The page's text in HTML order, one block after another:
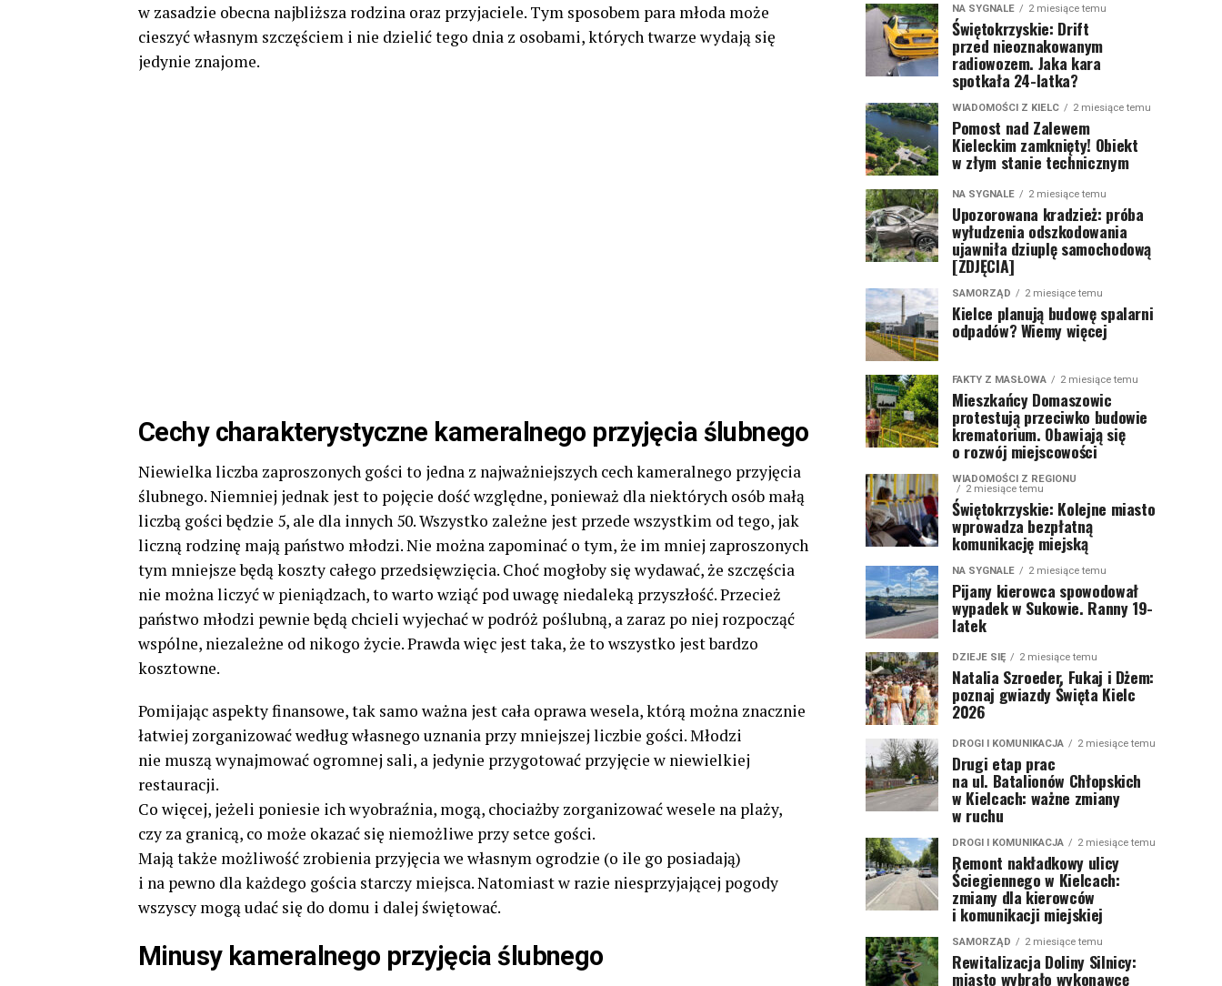
w zasadzie obecna najbliższa rodzina oraz przyjaciele. Tym sposobem para młoda może
cieszyć własnym szczęściem i nie dzielić tego dnia z osobami, których twarze wydają się
jedynie znajome.
Cechy charakterystyczne kameralnego przyjęcia ślubnego
Niewielka liczba zaproszonych gości to jedna z najważniejszych cech kameralnego przyjęcia
ślubnego. Niemniej jednak jest to pojęcie dość względne, ponieważ dla niektórych osób małą
liczbą gości będzie 5, ale dla innych 50. Wszystko zależne jest przede wszystkim od tego, jak
liczną rodzinę mają państwo młodzi. Nie można zapominać o tym, że im mniej zaproszonych
tym mniejsze będą koszty całego przedsięwzięcia. Choć mogłoby się wydawać, że szczęścia
nie można liczyć w pieniądzach, to warto wziąć pod uwagę niedaleką przyszłość. Przecież
państwo młodzi pewnie będą chcieli wyjechać w podróż poślubną, a zaraz po niej rozpocząć
wspólne, niezależne od nikogo życie. Prawda więc jest taka, że to wszystko jest bardzo
kosztowne.
Pomijając aspekty finansowe, tak samo ważna jest cała oprawa wesela, którą można znacznie
łatwiej zorganizować według własnego uznania przy mniejszej liczbie gości. Młodzi
nie muszą wynajmować ogromnej sali, a jedynie przygotować przyjęcie w niewielkiej
restauracji.
Co więcej, jeżeli poniesie ich wyobraźnia, mogą, chociażby zorganizować wesele na plaży,
czy za granicą, co może okazać się niemożliwe przy setce gości.
Mają także możliwość zrobienia przyjęcia we własnym ogrodzie (o ile go posiadają)
i na pewno dla każdego gościa starczy miejsca. Natomiast w razie niesprzyjającej pogody
wszyscy mogą udać się do domu i dalej świętować.
Minusy kameralnego przyjęcia ślubnego
NA SYGNALE 2 miesiące temu
Świętokrzyskie: Drift
przed nieoznakowanym
radiowozem. Jaka kara
spotkała 24-latka?
WIADOMOŚCI Z KIELC 2 miesiące temu
Pomost nad Zalewem
Kieleckim zamknięty! Obiekt
w złym stanie technicznym
NA SYGNALE 2 miesiące temu
Upozorowana kradzież: próba
wyłudzenia odszkodowania
ujawniła dziuplę samochodową
[ZDJĘCIA]
SAMORZĄD 2 miesiące temu
Kielce planują budowę spalarni
odpadów? Wiemy więcej
FAKTY Z MASŁOWA 2 miesiące temu
Mieszkańcy Domaszowic
protestują przeciwko budowie
krematorium. Obawiają się
o rozwój miejscowości
WIADOMOŚCI Z REGIONU
2 miesiące temu
Świętokrzyskie: Kolejne miasto
wprowadza bezpłatną
komunikację miejską
NA SYGNALE 2 miesiące temu
Pijany kierowca spowodował
wypadek w Sukowie. Ranny 19-
latek
DZIEJE SIĘ 2 miesiące temu
Natalia Szroeder, Fukaj i Dżem:
poznaj gwiazdy Święta Kielc
2026
DROGI I KOMUNIKACJA 2 miesiące temu
Drugi etap prac
na ul. Batalionów Chłopskich
w Kielcach: ważne zmiany
w ruchu
DROGI I KOMUNIKACJA 2 miesiące temu
Remont nakładkowy ulicy
Ściegiennego w Kielcach:
zmiany dla kierowców
i komunikacji miejskiej
SAMORZĄD 2 miesiące temu
Rewitalizacja Doliny Silnicy:
miasto wybrało wykonawcę